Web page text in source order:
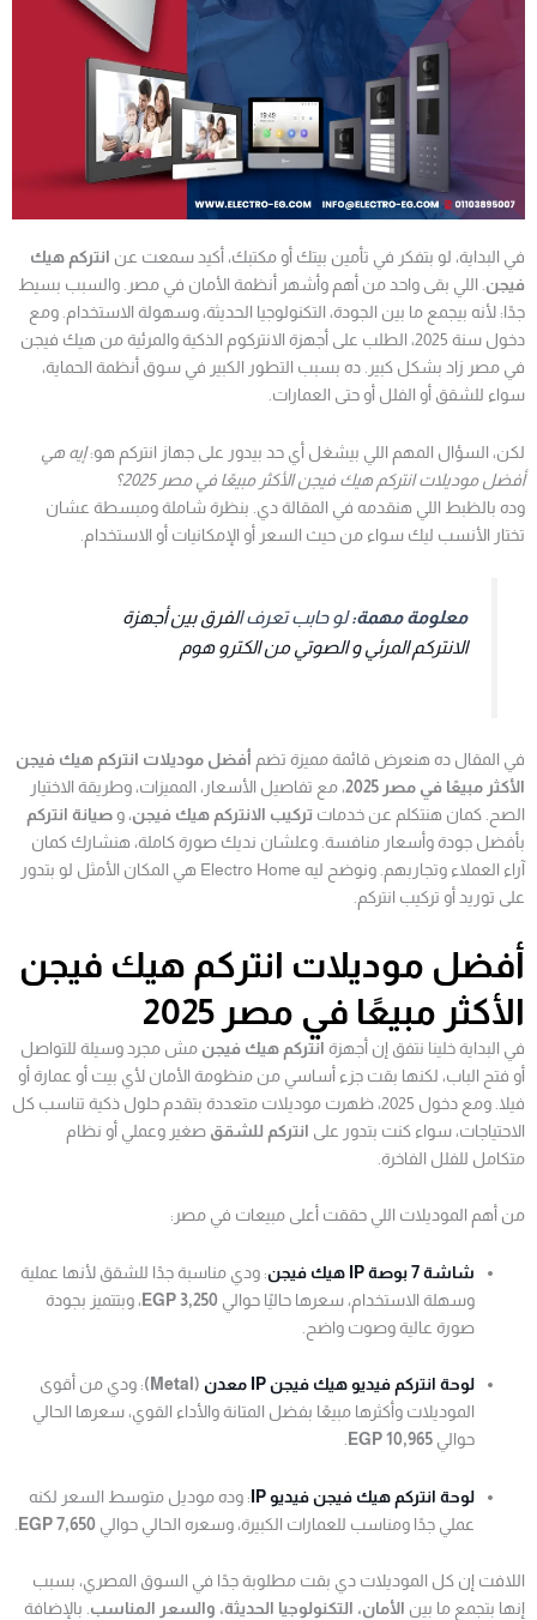
في البداية، لو بتفكر في تأمين بيتك أو مكتبك، أكيد سمعت عن انتركم هيك
فيجن . اللي بقى واحد من أهم وأشهر أنظمة الأمان في مصر. والسبب بسيط
جدًا: لأنه بيجمع ما بين الجودة، التكنولوجيا الحديثة، وسهولة الاستخدام. ومع
دخول سنة 2025، الطلب على أجهزة الانتركوم الذكية والمرئية من هيك فيجن
في مصر زاد بشكل كبير. ده بسبب التطور الكبير في سوق أنظمة الحماية،
سواء للشقق أو الفلل أو حتى العمارات.
لكن، السؤال المهم اللي بيشغل أي حد بيدور على جهاز انتركم هو:إيه هي
أفضل موديلات انتركم هيك فيجن الأكثر مبيعًا في مصر 2025؟
وده بالظبط اللي هنقدمه في المقالة دي. بنظرة شاملة ومبسطة عشان
تختار الأنسب ليك سواء من حيث السعر أو الإمكانيات أو الاستخدام.
معلومة مهمة:لو حابب تعرف الفرق بين أجهزة
الانتركم المرئي و الصوتي من الكترو هوم
في المقال ده هنعرض قائمة مميزة تضم أفضل موديلات انتركم هيك فيجن
الأكثر مبيعًا في مصر 2025
، مع تفاصيل الأسعار، المميزات، وطريقة الاختيار
الصح. كمان هنتكلم عن خدمات تركيب الانتركم هيك فيجن، وصيانة انتركم
بأفضل جودة وأسعار منافسة. وعلشان نديك صورة كاملة، هنشارك كمان
آراء العملاء وتجاربهم. ونوضح ليه Electro Home هي المكان الأمثل لو بتدور
على توريد أو تركيب انتركم.
أفضل موديلات انتركم هيك فيجن
الأكثر مبيعًا في مصر 2025
في البداية خلينا نتفق إن أجهزة انتركم هيك فيجن مش مجرد وسيلة للتواصل
أو فتح الباب، لكنها بقت جزء أساسي من منظومة الأمان لأي بيت أو عمارة أو
فيلا. ومع دخول 2025، ظهرت موديلات متعددة بتقدم حلول ذكية تناسب كل
الاحتياجات، سواء كنت بتدور على انتركم للشقق صغير وعملي أو نظام
متكامل للفلل الفاخرة.
من أهم الموديلات اللي حققت أعلى مبيعات في مصر:
شاشة 7 بوصة IP هيك فيجن
: ودي مناسبة جدًا للشقق لأنها عملية
وسهلة الاستخدام، سعرها حاليًا حوالي 3,250 EGP
، وبتتميز بجودة
صورة عالية وصوت واضح.
لوحة انتركم فيديو هيك فيجن IP معدن (Metal)
: ودي من أقوى
الموديلات وأكثرها مبيعًا بفضل المتانة والأداء القوي، سعرها الحالي
حوالي 10,965 EGP
لوحة انتركم هيك فيجن فيديو IP
: وده موديل متوسط السعر لكنه
عملي جدًا ومناسب للعمارات الكبيرة، وسعره الحالي حوالي 7,650 EGP
اللافت إن كل الموديلات دي بقت مطلوبة جدًا في السوق المصري، بسبب
إنها بتجمع ما بين الأمان، التكنولوجيا الحديثة، والسعر المناسب . بالإضافة